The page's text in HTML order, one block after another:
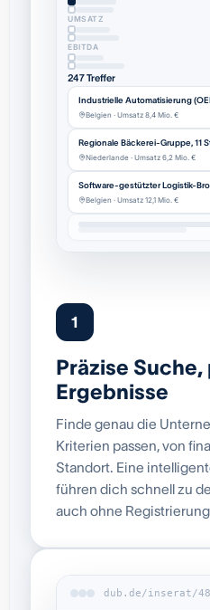
UMSATZ
EBITDA
247 Treffer
Industrielle Automatisierung
Belgien · Umsatz 8,4 Mio. €
Regionale Bäckerei-Gruppe, 11
Niederlande · Umsatz 6,2 Mio. €
Software-gestützter Logistik-
Belgien · Umsatz 12,1 Mio. €
1
Präzise
Ergebnisse
Finde genau die
Kriterien passen, von
Standort. Eine
führen dich schnell zu
auch ohne
dub.de/inserat/